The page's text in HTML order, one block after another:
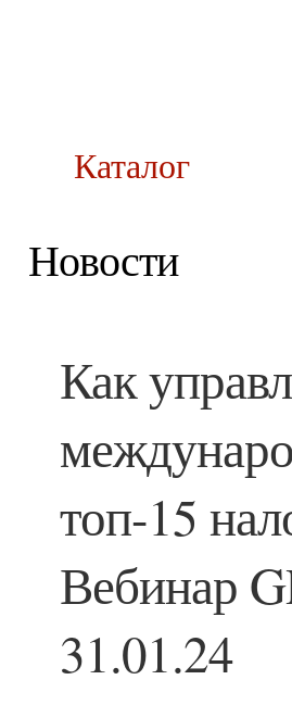
Каталог
Новости
Как
топ-15
Вебинар
31.01.24